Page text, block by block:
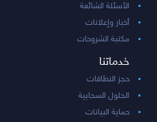
الأسئلة الشائعة
أخبار وإعلانات
مكتبة الشروحات
خدماتنا
حجز النطاقات
الحلول السحابية
حماية البيانات